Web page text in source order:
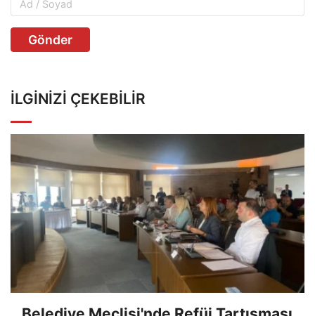
Gönder
İLGINIZI ÇEKEBILIR